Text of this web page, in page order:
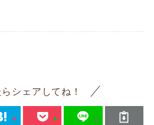
シェアしてね！